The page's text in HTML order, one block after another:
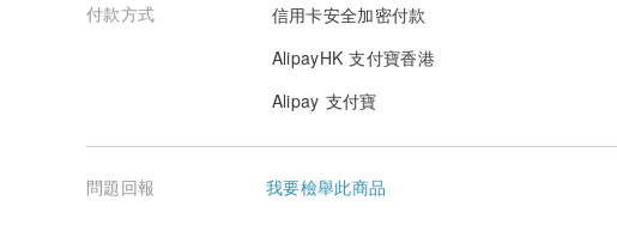
付款方式
信用卡安全加密付款
AlipayHK 支付寶香港
Alipay 支付寶
問題回報 我要檢舉此商品